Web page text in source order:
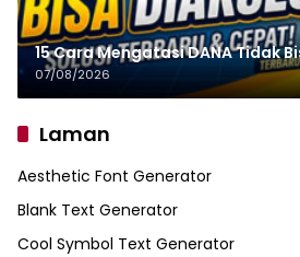
15 Cara Mengatasi DANA Tidak
07/08/2026
Laman
Aesthetic Font Generator
Blank Text Generator
Cool Symbol Text Generator